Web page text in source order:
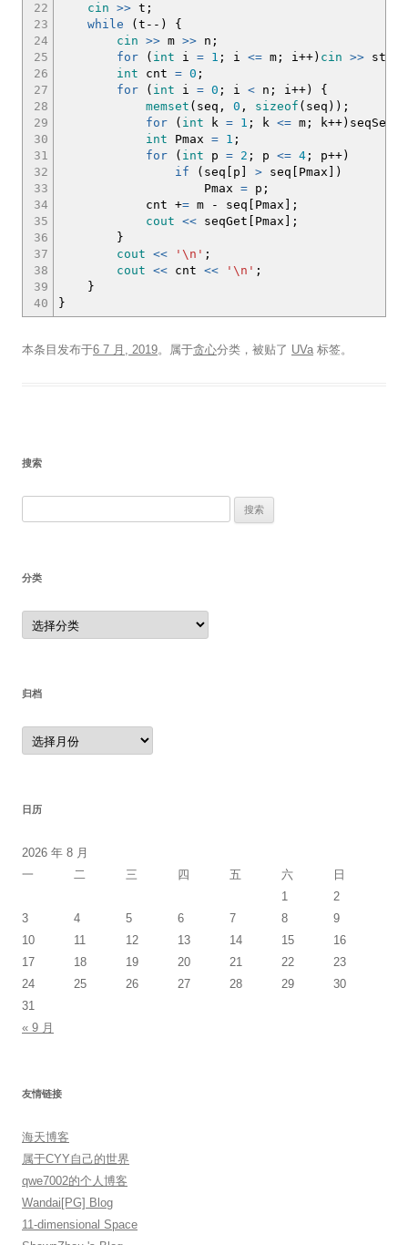
22
23
24
25
26
27
28
29
30
31
32
33
34
35
36
37
38
39
40
cin >> t ;
while
( t -- )
{
cin >> m >> n ;
for
( int i = 1 ; i <= m ; i++) cin >>
int cnt = 0 ;
for
( int i = 0 ; i < n ; i++)
{
memset ( seq, 0 , sizeof ( seq ) ) ;
for
( int k = 1 ; k <= m ; k++) seqSet
int Pmax = 1 ;
for
( int p = 2 ; p <= 4 ; p++)
if
( seq p > seq Pmax
)
Pmax = p ;
cnt += m - seq Pmax
;
cout << seqGet Pmax
;
}
cout << ' \n ' ;
cout << cnt << ' \n ' ;
}
}
本条目发布于6 7 月, 2019。属于贪心分类，被贴了 UVa 标签。
搜索
分类
分
类
归档
归
档
日历
2026 年 8 月
一
二 三 四 五 六
日
1
2
3
4 5 6 7 8
9
10
11 12 13 14 15
16
17
18 19 20 21 22
23
24
25 26 27 28 29
30
31
« 9 月
友情链接
海天博客
属于CYY自己的世界
qwe7002的个人博客
Wandai[PG] Blog
11-dimensional Space